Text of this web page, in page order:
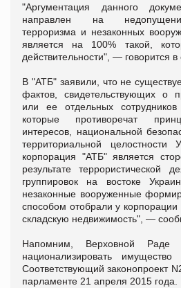
"Аргументация данного
направлен на
терроризма и незаконных
является на 100% такой,
действительности", — говорится
В "АТБ" заявили, что не
фактов, свидетельствующих о
или ее отдельных
которые противоречат
интересов, национальной
территориальной целостности
корпорация "АТБ" является
результате террористической
группировок на востоке
незаконные вооруженные
способом отобрали у
складскую недвижимость", —
Напомним, Верховной Раде
национализировать
Соответствующий законопроект
парламенте 21 апреля 2015 года.